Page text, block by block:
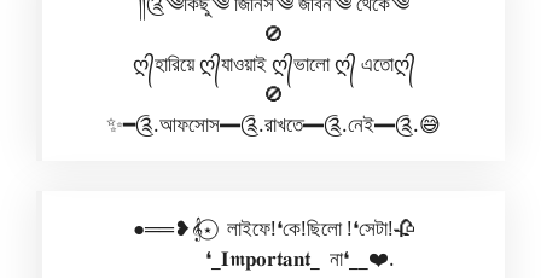
🚫
ღ᭄হারিয়ে ღ᭄যাওয়াই ღ᭄ভালো ღ᭄ এতোღ᭄
🚫
✨━༊.আফসোস━༊.রাখতে━༊.নেই━༊.😅
●══❥𝄞⋆⃝ লাইফে!❛কে!ছিলো !❛সেটা!🥀
❛_𝐈𝖒𝐩𝐨𝐫𝖙𝐚𝐧𝖙_ না❛__❤️.